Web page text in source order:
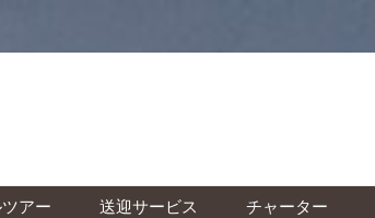
ン
アー 送迎サービス チャーター